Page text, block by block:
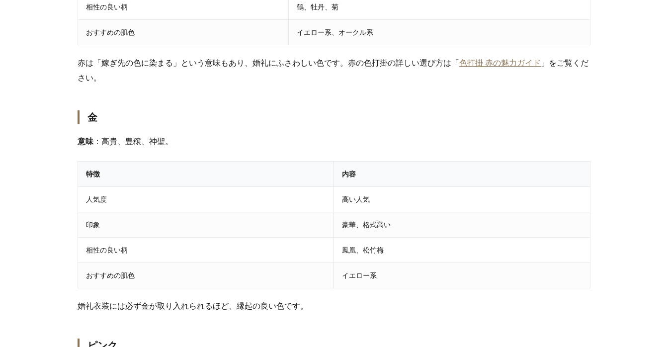
相性の良い柄 鶴、牡丹、菊
おすすめの肌色 イエロー系、オークル系
赤は「嫁ぎ先の色に染まる」という意味もあり、婚礼にふさわしい色です。赤の色打掛の詳しい選び方は「 色打掛 赤の魅力ガイド 」をご覧くだ
さい。
金
意味 ：高貴、豊穣、神聖。
特徴 内容
人気度 高い人気
印象 豪華、格式高い
相性の良い柄 鳳凰、松竹梅
おすすめの肌色 イエロー系
婚礼衣装には必ず金が取り入れられるほど、縁起の良い色です。